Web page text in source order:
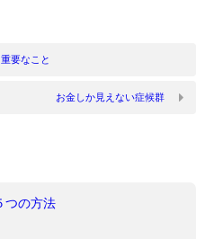
要なこと
お金しか見えない症候群
つの方法